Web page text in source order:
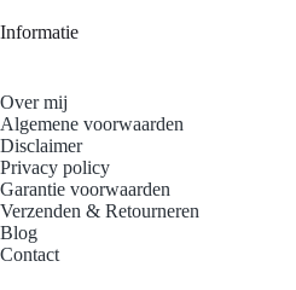
Informatie
Over mij
Algemene voorwaarden
Disclaimer
Privacy policy
Garantie voorwaarden
Verzenden & Retourneren
Blog
Contact